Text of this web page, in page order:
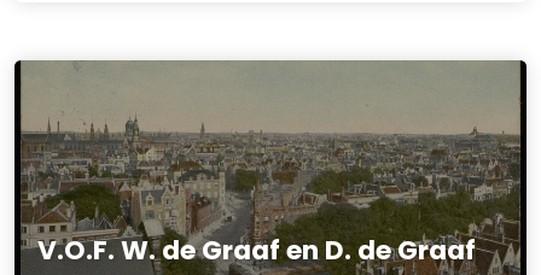
V.O.F. W. de Graaf en D. de Graaf